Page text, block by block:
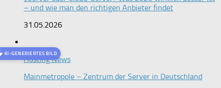
– und wie man den richtigen Anbieter findet
31.05.2026
KI-GENERIERTES BILD
Hosting News
Mainmetropole – Zentrum der Server in Deutschland